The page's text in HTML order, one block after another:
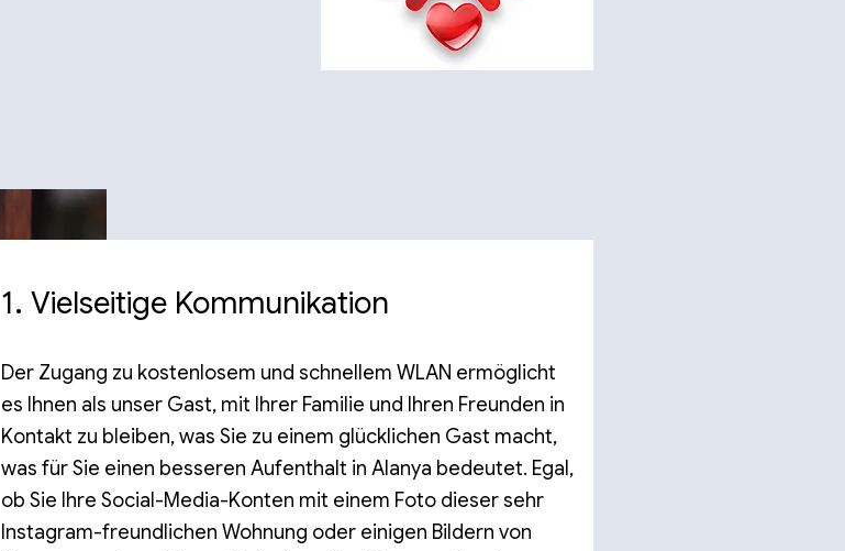
1. Vielseitige Kommunikation
Der Zugang zu kostenlosem und schnellem WLAN ermöglicht
es Ihnen als unser Gast, mit Ihrer Familie und Ihren Freunden in
Kontakt zu bleiben, was Sie zu einem glücklichen Gast macht,
was für Sie einen besseren Aufenthalt in Alanya bedeutet. Egal,
ob Sie Ihre Social-Media-Konten mit einem Foto dieser sehr
Instagram-freundlichen Wohnung oder einigen Bildern von